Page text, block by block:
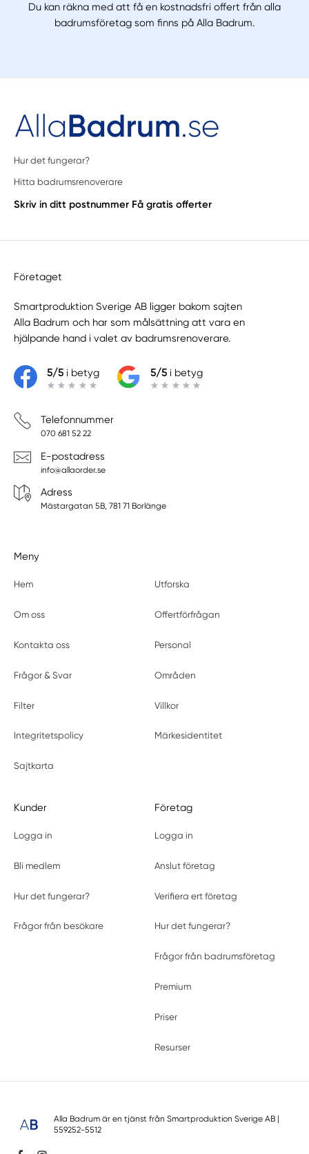
Du kan räkna med att få en kostnadsfri offert från alla
badrumsföretag som finns på Alla Badrum.
Hur det fungerar?
Hitta badrumsrenoverare
Skriv in ditt postnummer Få gratis offerter
Företaget
Smartproduktion Sverige AB ligger bakom sajten
Alla Badrum och har som målsättning att vara en
hjälpande hand i valet av badrumsrenoverare.
5/5i betyg 5/5i betyg
Telefonnummer
070 681 52 22
E-postadress
info@allaorder.se
Adress
Mästargatan 5B, 781 71 Borlänge
Meny
Hem Utforska
Om oss Offertförfrågan
Kontakta oss Personal
Frågor & Svar Områden
Filter Villkor
Integritetspolicy Märkesidentitet
Sajtkarta
Kunder
Logga in
Bli medlem
Hur det fungerar?
Frågor från besökare
Företag
Logga in
Anslut företag
Verifiera ert företag
Hur det fungerar?
Frågor från badrumsföretag
Premium
Priser
Resurser
Alla Badrum är en tjänst från Smartproduktion Sverige AB|
559252-5512